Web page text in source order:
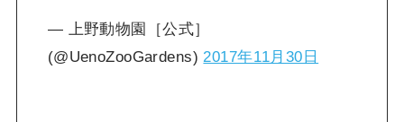
— 上野動物園［公式］
(@UenoZooGardens)2017年11月30日